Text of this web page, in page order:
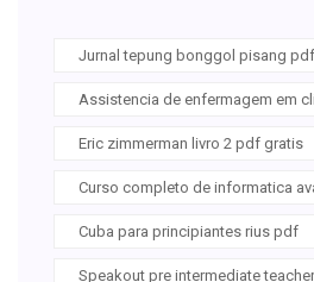
Jurnal tepung bonggol pisang pdf
Assistencia de enfermagem em
Eric zimmerman livro 2 pdf gratis
Curso completo de informatica
Cuba para principiantes rius pdf
Speakout pre intermediate